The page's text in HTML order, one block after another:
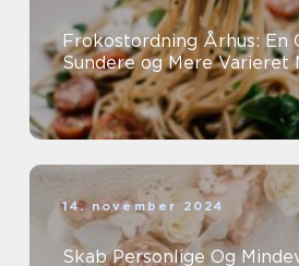
Frokostordning Århus: En
Sundere og Mere Varieret
14. november 2024
Skab Personlige Og